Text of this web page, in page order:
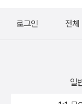
로그인 전체
일